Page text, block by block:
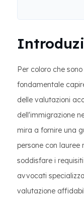
Per coloro che
fondamentale
delle valutazioni
dell'immigrazione
mira a fornire una
persone con lauree
soddisfare i
avvocati
valutazione